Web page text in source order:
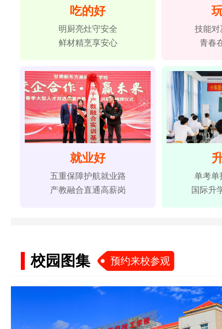
吃的好
明厨亮灶守安全
鲜材精烹享安心
技能对
青春
就业好
五重保障护航就业路
产教融合直通高薪岗
单考单
国际升
校园图集 预约来校参观